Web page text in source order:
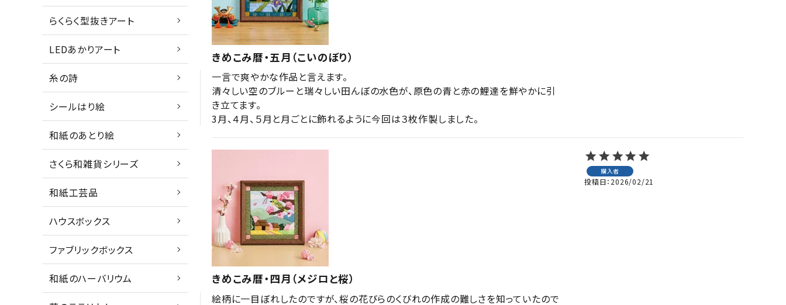
らくらく型抜きアート
LEDあかりアート
糸の詩
シールはり絵
和紙のあとり絵
さくら和雑貨シリーズ
和紙工芸品
ハウスボックス
ファブリックボックス
和紙のハーバリウム
きめこみ暦・五月（こいのぼり）
一言で爽やかな作品と言えます。
清々しい空のブルーと瑞々しい田んぼの水色が、原色の青と赤の鯉達を鮮やかに引
き立てます。
3月、４月、５月と月ごとに飾れるように今回は３枚作製しました。
きめこみ暦・四月（メジロと桜）
購入者
投稿日 2026/02/21
絵柄に一目ぼれしたのですが、桜の花びらのくびれの作成の難しさを知っていたので